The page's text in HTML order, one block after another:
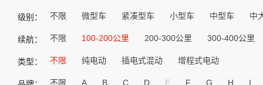
级别： 不限 微型车 紧凑型车 小型车 中型车 中
续航： 不限 100-200公里 200-300公里 300-400公里
类型： 不限 纯电动 插电式混动 增程式电动
不限 A B C D E F G H I